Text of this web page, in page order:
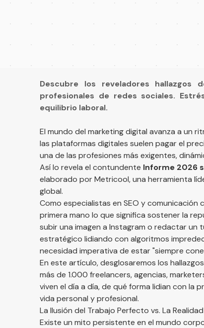
Descubre los reveladores
profesionales de redes sociales.
equilibrio laboral.
El mundo del marketing digital avanza a un
las plataformas digitales suelen pagar el
una de las profesiones más exigentes,
Así lo revela el contundente Informe 2026
elaborado por Metricool, una herramienta
global.
Como especialistas en SEO y
primera mano lo que significa sostener la
subir una imagen a Instagram o redactar
estratégico lidiando con algoritmos
necesidad imperativa de estar "siempre
En este artículo, desglosaremos los
más de 1.000 freelancers, agencias,
viven el día a día, de qué forma lidian con la
vida personal y profesional.
La Ilusión del Trabajo Perfecto vs. La
Existe un mito persistente en el mundo